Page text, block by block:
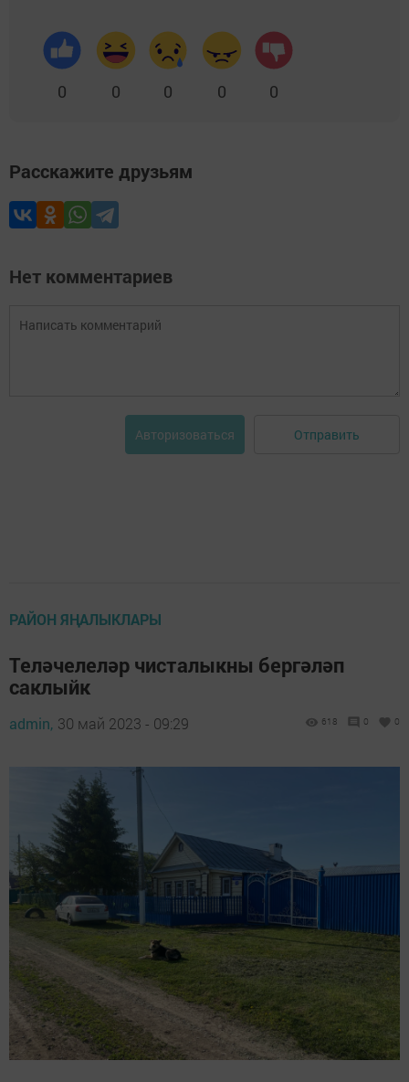
0 0 0 0 0
Расскажите друзьям
Нет комментариев
Авторизоваться Отправить
РАЙОН ЯҢАЛЫКЛАРЫ
Теләчелеләр чисталыкны бергәләп
саклыйк
admin, 30 май 2023 - 09:29 618 0 0